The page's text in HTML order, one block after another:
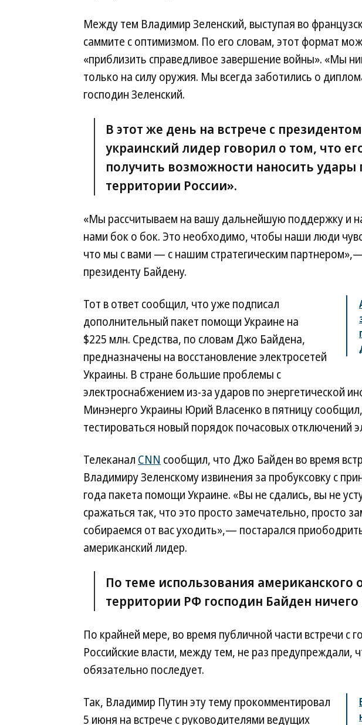
Между тем Владимир Зеленский, выступая во
саммите с оптимизмом. По его словам, этот формат
«приблизить справедливое завершение войны». «Мы
только на силу оружия. Мы всегда заботились о
господин Зеленский.
В этот же день на встрече с
украинский лидер говорил о том, что
получить возможности наносить
территории России».
«Мы рассчитываем на вашу дальнейшую поддержку и
нами бок о бок. Это необходимо, чтобы наши люди
что мы с вами — с нашим стратегическим
президенту Байдену.
Тот в ответ сообщил, что уже подписал
дополнительный пакет помощи Украине на
$225 млн. Средства, по словам Джо Байдена,
предназначены на восстановление электросетей
Украины. В стране большие проблемы с
электроснабжением из-за ударов по энергетической
Минэнерго Украины Юрий Власенко в пятницу
тестироваться новый порядок почасовых отключений
Телеканал CNN сообщил, что Джо Байден во время
Владимиру Зеленскому извинения за пробуксовку с
года пакета помощи Украине. «Вы не сдались, вы не
сражаться так, что это просто замечательно, просто
собираемся от вас уходить»,— постарался
американский лидер.
По теме использования американского
территории РФ господин Байден ничего
По крайней мере, во время публичной части встречи с
Российские власти, между тем, не раз предупреждали,
обязательно последует.
Так, Владимир Путин эту тему прокомментировал
5 июня на встрече с руководителями ведущих